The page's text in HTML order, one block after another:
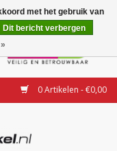
0 Artikelen - €0,00
met het gebruik van
Dit bericht verbergen